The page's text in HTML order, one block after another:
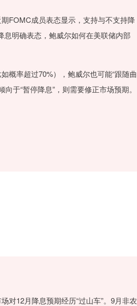
FOMC成员表态显示，支持与不支持降
明确表态，鲍威尔如何在美联储内部
率超过70%），鲍威尔也可能“跟随曲
于“暂停降息”，则需要修正市场预期。
12月降息预期经历“过山车”。9月非农